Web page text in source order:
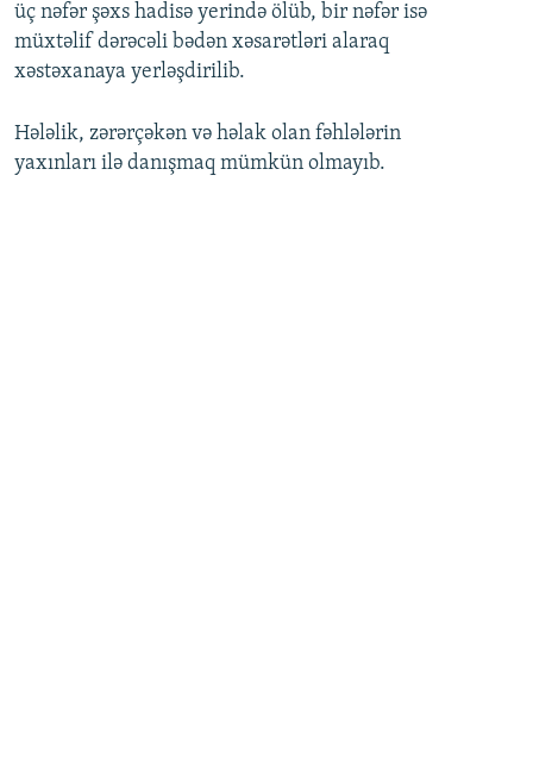
üç nəfər şəxs hadisə yerində ölüb, bir nəfər isə
müxtəlif dərəcəli bədən xəsarətləri alaraq
xəstəxanaya yerləşdirilib.
Hələlik, zərərçəkən və həlak olan fəhlələrin
yaxınları ilə danışmaq mümkün olmayıb.